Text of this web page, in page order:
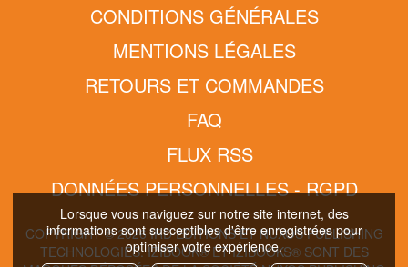
Lorsque vous naviguez sur notre site internet, des
informations sont susceptibles d'être enregistrées pour
optimiser votre expérience.
CONDITIONS GÉNÉRALES
MENTIONS LÉGALES
RETOURS ET COMMANDES
FAQ
FLUX RSS
DONNÉES PERSONNELLES - RGPD
COPYRIGHT © 2026 IRD EDITIONS ET NUXOS PUBLISHING
TECHNOLOGIES.IZIBOOK®ETIZIBOOKS®SONT DES